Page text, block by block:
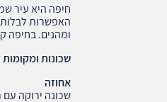
חיפה היא עיר
האפשרות
ומהנים. בחיפה
שכונות
אחוזה
שכונה ירוקה עם